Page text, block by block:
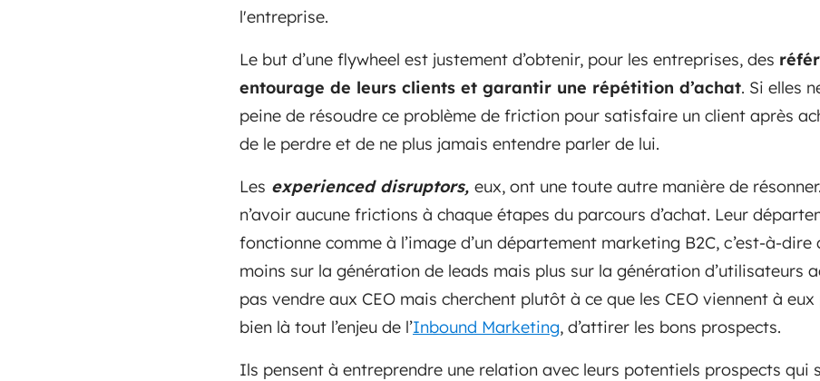
l'entreprise.
Le but d’une flywheel est justement d’obtenir, pour les entreprises, des
entourage de leurs clients et garantir une répétition d’achat. Si elles
peine de résoudre ce problème de friction pour satisfaire un client après
de le perdre et de ne plus jamais entendre parler de lui.
Les experienceddisruptors, eux, ont une toute autre manière de
n’avoir aucune frictions à chaque étapes du parcours d’achat. Leur
fonctionne comme à l’image d’un département marketing B2C, c’est-à-dire
moins sur la génération de leads mais plus sur la génération d’utilisateurs
pas vendre aux CEO mais cherchent plutôt à ce que les CEO viennent à eux
bien là tout l’enjeu de l’Inbound Marketing, d’attirer les bons prospects.
Ils pensent à entreprendre une relation avec leurs potentiels prospects qui